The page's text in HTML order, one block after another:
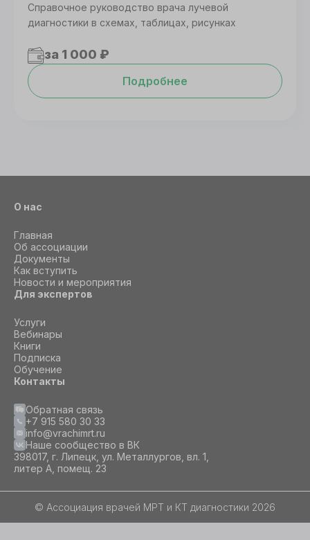
Справочное руководство врача лучевой
диагностики в схемах, таблицах, рисунках
за 1 000 ₽
Подробнее
О нас
Главная
Об ассоциации
Документы
Как вступить
Новости и мероприятия
Для экспертов
Услуги
Вебинары
Книги
Подписка
Обучение
Контакты
Обратная связь
+7 915 580 30 33
info@vrachimrt.ru
Наше сообщество в ВК
398017, г. Липецк, ул. Металлургов, вл. 1,
литер А, помещ. 23
© Ассоциация врачей МРТ и КТ диагностики 2026